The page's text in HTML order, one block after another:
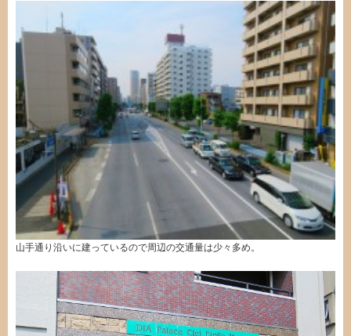
山手通り沿いに建っているので周辺の交通量は少々多め。